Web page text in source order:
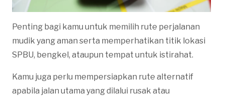
Penting bagi kamu untuk memilih rute perjalanan
mudik yang aman serta memperhatikan titik lokasi
SPBU, bengkel, ataupun tempat untuk istirahat.
Kamu juga perlu mempersiapkan rute alternatif
apabila jalan utama yang dilalui rusak atau